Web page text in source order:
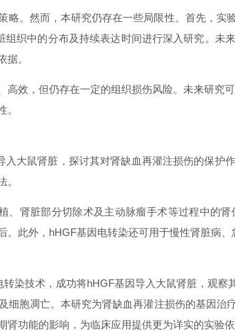
略。然而，本研究仍存在一些局限性。首先，
织中的分布及持续表达时间进行深入研究。
据。
高效，但仍存在一定的组织损伤风险。未来研究
。
大鼠肾脏，探讨其对肾缺血再灌注损伤的保
。
、肾脏部分切除术及主动脉瘤手术等过程中的
此外，hHGF基因电转染还可用于慢性肾脏病
染技术，成功将hHGF基因导入大鼠肾脏，观
细胞凋亡。本研究为肾缺血再灌注损伤的基因
功能的影响，为临床应用提供更为详实的实验依